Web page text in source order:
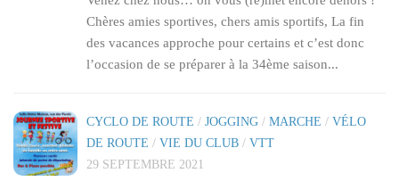
Chères amies sportives, chers amis sportifs, La fin
des vacances approche pour certains et c’est donc
l’occasion de se préparer à la 34ème saison...
CYCLO DE ROUTE / JOGGING / MARCHE / VÉLO
DE ROUTE / VIE DU CLUB / VTT
29 SEPTEMBRE 2021